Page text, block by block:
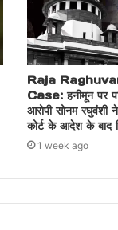
Raja
Case: हनीमून पर
आरोपी सोनम रघुवंशी
कोर्ट के आदेश के बाद
1 week ago